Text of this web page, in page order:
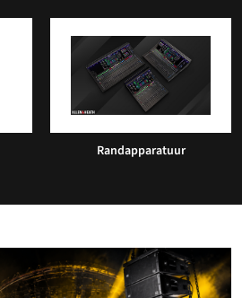
Randapparatuur